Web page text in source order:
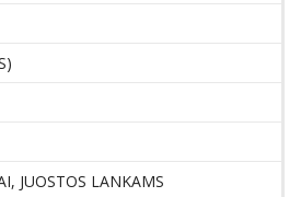
JUOSTOS LANKAMS